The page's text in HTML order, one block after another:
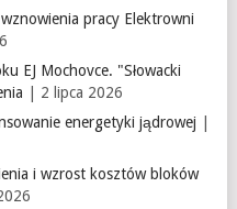
pracy Elektrowni
EJ Mochovce. "Słowacki
| 2 lipca 2026
energetyki jądrowej
i wzrost kosztów bloków